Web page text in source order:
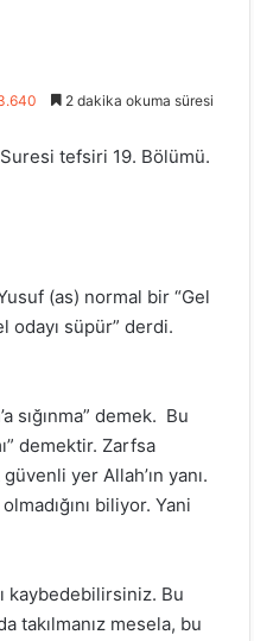
2 dakika okuma süresi
Suresi tefsiri 19. Bölümü.
(as) normal bir “Gel
odayı süpür” derdi.
demektir. Zarfsa
yer Allah’ın yanı.
biliyor. Yani
kaybedebilirsiniz. Bu
takılmanız mesela, bu